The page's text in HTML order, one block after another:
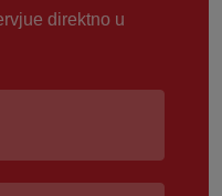
direktno u